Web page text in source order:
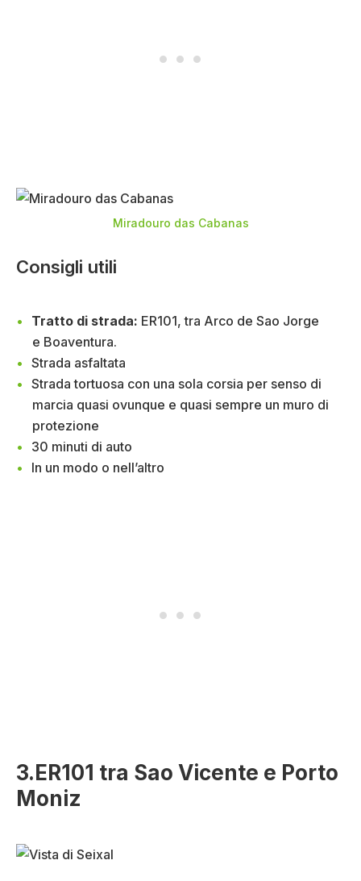
Miradouro das Cabanas
Consigli utili
Tratto di strada: ER101, tra Arco de Sao Jorge
e Boaventura.
Strada asfaltata
Strada tortuosa con una sola corsia per senso di
marcia quasi ovunque e quasi sempre un muro di
protezione
30 minuti di auto
In un modo o nell’altro
3.ER101 tra Sao Vicente e Porto
Moniz